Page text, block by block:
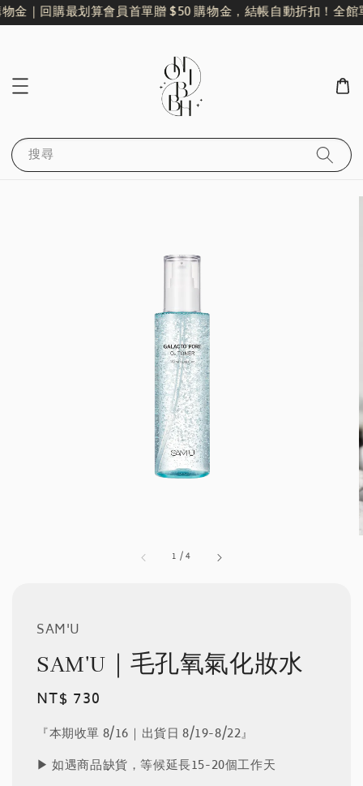
｜回購最划算會員首單贈 $50 購物金，結帳自動折扣！ 全館
搜尋
1 /4
SAM'U
SAM'U｜毛孔氧氣化妝水
Regular
price
NT$ 730
『本期收單 8/16｜出貨日 8/19-8/22』
▶︎ 如遇商品缺貨，等候延長15-20個工作天